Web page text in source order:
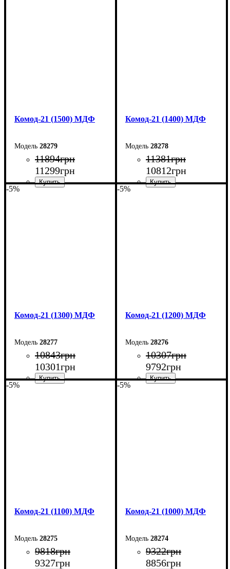
Комод-21 (1500) МДФ
28279
11894грн
11299грн
Комод-21 (1400) МДФ
28278
11381грн
10812грн
-5%
Комод-21 (1300) МДФ
28277
10843грн
10301грн
-5%
Комод-21 (1200) МДФ
28276
10307грн
9792грн
-5%
Комод-21 (1100) МДФ
28275
9818грн
9327грн
-5%
Комод-21 (1000) МДФ
28274
9322грн
8856грн